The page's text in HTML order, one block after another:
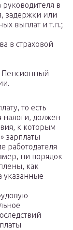
в
задержки или
выплат и т.п.;
в страховой
Пенсионный
то есть
налоги, должен
к которым
зарплаты
работодателя
ни порядок
как
указанные